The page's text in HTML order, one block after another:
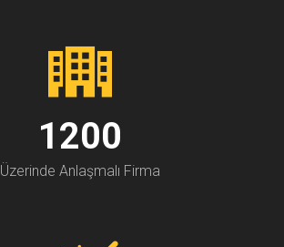
1200
Üzerinde Anlaşmalı Firma